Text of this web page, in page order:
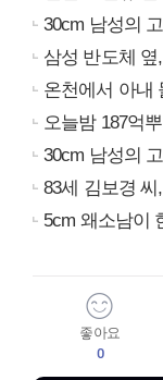
30cm 남성의
삼성 반도체
온천에서 아내
오늘밤 187억
30cm 남성의
83세 김보경 씨
5cm 왜소남이
좋아요
0